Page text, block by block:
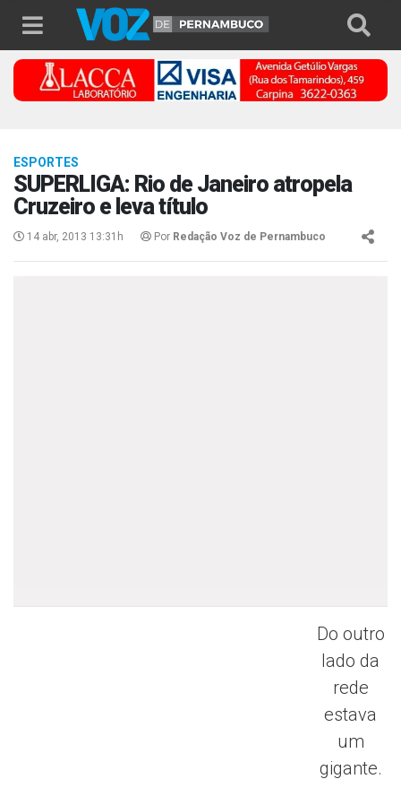
ESPORTES
SUPERLIGA: Rio de Janeiro atropela
Cruzeiro e leva título
14 abr, 2013 13:31h Por Redação Voz de Pernambuco
Do outro
lado da
rede
estava
um
gigante.